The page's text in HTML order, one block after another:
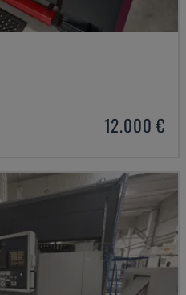
12.000 €